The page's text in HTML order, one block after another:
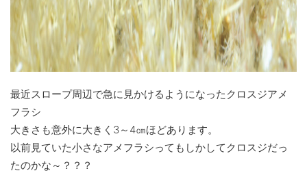
最近スロープ周辺で急に見かけるようになったクロスジアメ
フラシ
大きさも意外に大きく3～4㎝ほどあります。
以前見ていた小さなアメフラシってもしかしてクロスジだっ
たのかな～？？？